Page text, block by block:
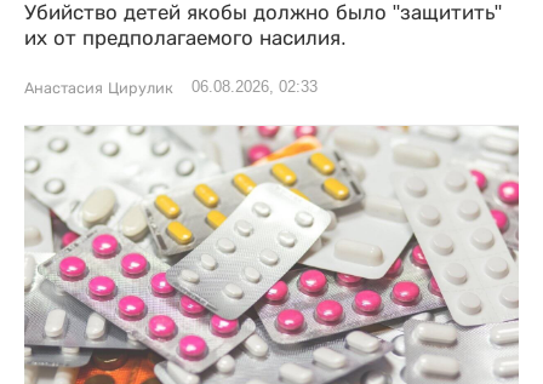
Убийство детей якобы должно было "защитить"
их от предполагаемого насилия.
Анастасия Цирулик 06.08.2026, 02:33